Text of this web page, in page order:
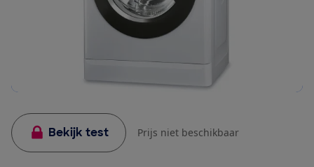
Bekijk test Prijs niet beschikbaar